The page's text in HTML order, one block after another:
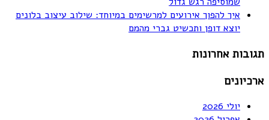
איך להפוך אירועים למרשימים במיוחד: שילוב עיצוב בלונים
יוצא דופן ותכשיט גברי מהמם
תגובות אחרונות
ארכיונים
יולי 2026